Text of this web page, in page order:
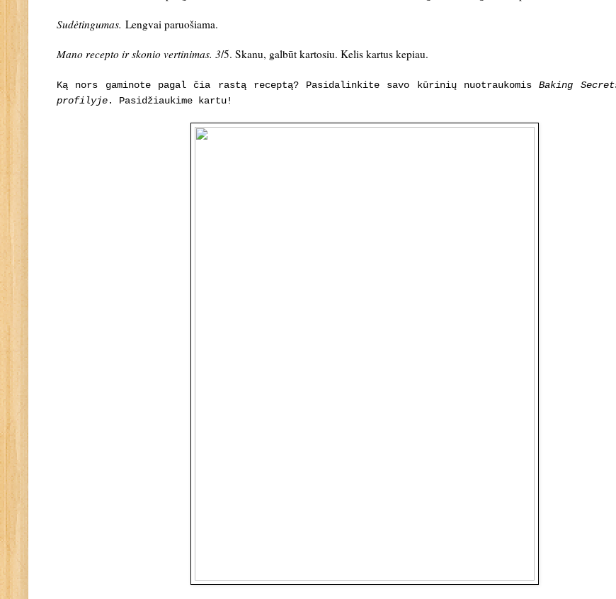
Sudėtingumas. Lengvai paruošiama.
Mano recepto ir skonio vertinimas. 3/5. Skanu, galbūt kartosiu. Kelis kartus kepiau.
Ką nors gaminote pagal čia rastą receptą? Pasidalinkite savo kūrinių nuotraukomisBaking
profilyje. Pasidžiaukime kartu!